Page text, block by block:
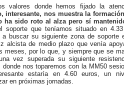
donde hemos fijado la
interesante, nos muestra la
ha sido roto al alza pero sí
soporte que teníamos situado en 4.33
buscar su siguiente zona de soporte
alcista de medio plazo que venía
meses, por lo que, y siempre que se
vez superada su siguiente
nos toparemos con la MM50
estaría en 4.60 euros, un
en próximas jornadas.